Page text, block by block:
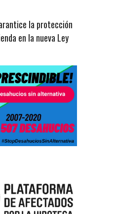
la protección
en la nueva Ley